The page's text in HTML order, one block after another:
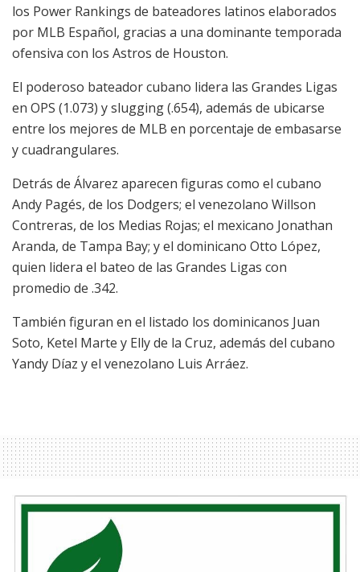
los Power Rankings de bateadores latinos elaborados
por MLB Español, gracias a una dominante temporada
ofensiva con los Astros de Houston.
El poderoso bateador cubano lidera las Grandes Ligas
en OPS (1.073) y slugging (.654), además de ubicarse
entre los mejores de MLB en porcentaje de embasarse
y cuadrangulares.
Detrás de Álvarez aparecen figuras como el cubano
Andy Pagés, de los Dodgers; el venezolano Willson
Contreras, de los Medias Rojas; el mexicano Jonathan
Aranda, de Tampa Bay; y el dominicano Otto López,
quien lidera el bateo de las Grandes Ligas con
promedio de .342.
También figuran en el listado los dominicanos Juan
Soto, Ketel Marte y Elly de la Cruz, además del cubano
Yandy Díaz y el venezolano Luis Arráez.